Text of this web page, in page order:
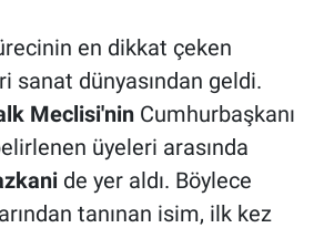
en dikkat çeken
sanat dünyasından geldi.
Meclisi'ninCumhurbaşkanı
üyeleri arasında
de yer aldı. Böylece
tanınan isim, ilk kez